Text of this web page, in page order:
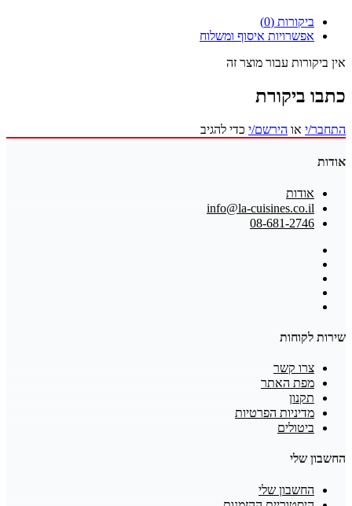
ביקורות (0)
אפשרויות איסוף ומשלוח
אין ביקורות עבור מוצר זה
כתבו ביקורת
התחבר/י או הירשם/י כדי להגיב
אודות
אודות
info@la-cuisines.co.il
08-681-2746
שירות לקוחות
צרו קשר
מפת האתר
תקנון
מדיניות הפרטיות
ביטולים
החשבון שלי
החשבון שלי